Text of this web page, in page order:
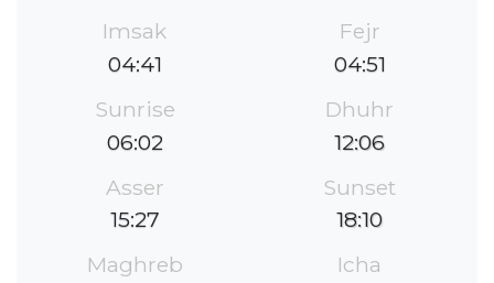
Imsak
04:41
Fejr
04:51
Sunrise
06:02
Dhuhr
12:06
Asser
15:27
Sunset
18:10
Maghreb
Icha